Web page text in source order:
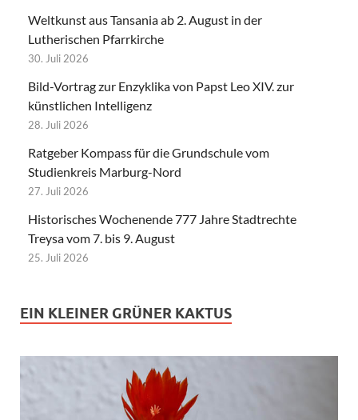
Weltkunst aus Tansania ab 2. August in der
Lutherischen Pfarrkirche
30. Juli 2026
Bild-Vortrag zur Enzyklika von Papst Leo XIV. zur
künstlichen Intelligenz
28. Juli 2026
Ratgeber Kompass für die Grundschule vom
Studienkreis Marburg-Nord
27. Juli 2026
Historisches Wochenende 777 Jahre Stadtrechte
Treysa vom 7. bis 9. August
25. Juli 2026
EIN KLEINER GRÜNER KAKTUS